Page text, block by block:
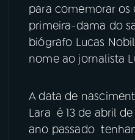
08FESTIVAL DE
ACOMPANHE A RÁDIO
Instagram
para comemorar os
primeira-dama do
biógrafo Lucas
nome ao jornalista
A data de
Lara é 13 de abril
ano passado